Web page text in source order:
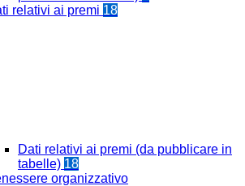
relativi ai premi 18
Dati relativi ai premi (da pubblicare in
tabelle) 18
organizzativo